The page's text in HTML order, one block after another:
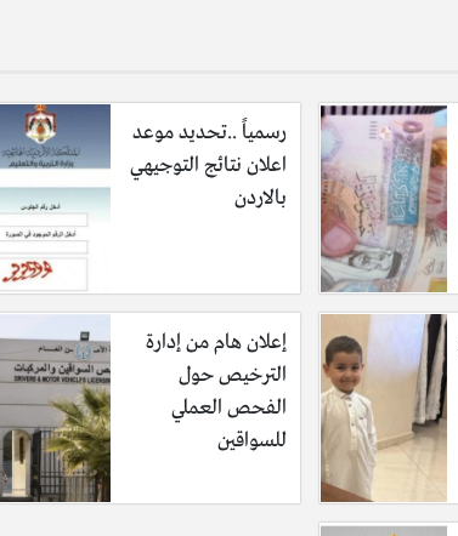
رسمياً ..تحديد موعد
اعلان نتائج التوجيهي
بالاردن
إعلان هام من إدارة
الترخيص حول
الفحص العملي
للسواقين